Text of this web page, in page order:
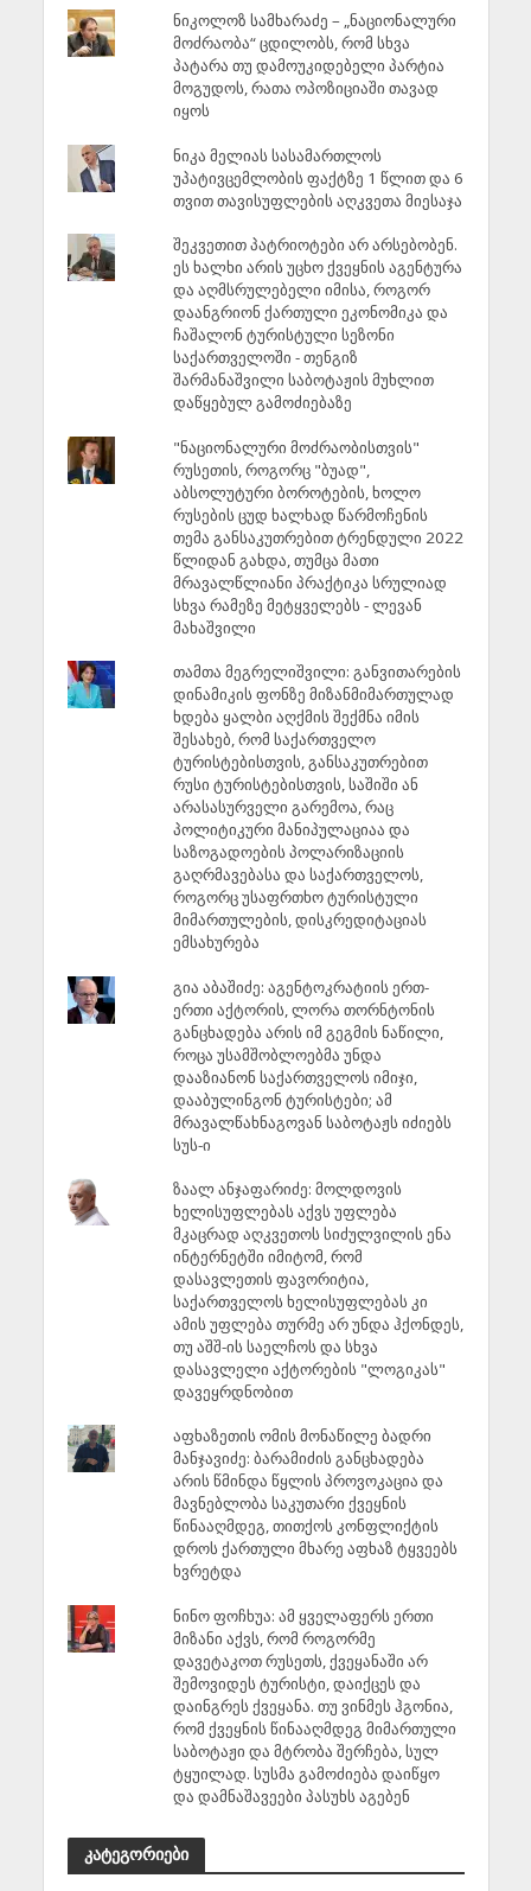
ნიკოლოზ სამხარაძე – „ნაციონალური
მოძრაობა“ ცდილობს, რომ სხვა
პატარა თუ დამოუკიდებელი პარტია
მოგუდოს, რათა ოპოზიციაში თავად
იყოს
ნიკა მელიას სასამართლოს
უპატივცემლობის ფაქტზე 1 წლით და 6
თვით თავისუფლების აღკვეთა მიესაჯა
შეკვეთით პატრიოტები არ არსებობენ.
ეს ხალხი არის უცხო ქვეყნის აგენტურა
და აღმსრულებელი იმისა, როგორ
დაანგრიონ ქართული ეკონომიკა და
ჩაშალონ ტურისტული სეზონი
საქართველოში - თენგიზ
შარმანაშვილი საბოტაჟის მუხლით
დაწყებულ გამოძიებაზე
"ნაციონალური მოძრაობისთვის"
რუსეთის, როგორც "ბუად",
აბსოლუტური ბოროტების, ხოლო
რუსების ცუდ ხალხად წარმოჩენის
თემა განსაკუთრებით ტრენდული 2022
წლიდან გახდა, თუმცა მათი
მრავალწლიანი პრაქტიკა სრულიად
სხვა რამეზე მეტყველებს - ლევან
მახაშვილი
თამთა მეგრელიშვილი: განვითარების
დინამიკის ფონზე მიზანმიმართულად
ხდება ყალბი აღქმის შექმნა იმის
შესახებ, რომ საქართველო
ტურისტებისთვის, განსაკუთრებით
რუსი ტურისტებისთვის, საშიში ან
არასასურველი გარემოა, რაც
პოლიტიკური მანიპულაციაა და
საზოგადოების პოლარიზაციის
გაღრმავებასა და საქართველოს,
როგორც უსაფრთხო ტურისტული
მიმართულების, დისკრედიტაციას
ემსახურება
გია აბაშიძე: აგენტოკრატიის ერთ-
ერთი აქტორის, ლორა თორნტონის
განცხადება არის იმ გეგმის ნაწილი,
როცა უსამშობლოებმა უნდა
დააზიანონ საქართველოს იმიჯი,
დააბულინგონ ტურისტები; ამ
მრავალწახნაგოვან საბოტაჟს იძიებს
სუს-ი
ზაალ ანჯაფარიძე: მოლდოვის
ხელისუფლებას აქვს უფლება
მკაცრად აღკვეთოს სიძულვილის ენა
ინტერნეტში იმიტომ, რომ
დასავლეთის ფავორიტია,
საქართველოს ხელისუფლებას კი
ამის უფლება თურმე არ უნდა ჰქონდეს,
თუ აშშ-ის საელჩოს და სხვა
დასავლელი აქტორების "ლოგიკას"
დავეყრდნობით
აფხაზეთის ომის მონაწილე ბადრი
მანჯავიძე: ბარამიძის განცხადება
არის წმინდა წყლის პროვოკაცია და
მავნებლობა საკუთარი ქვეყნის
წინააღმდეგ, თითქოს კონფლიქტის
დროს ქართული მხარე აფხაზ ტყვეებს
ხვრეტდა
ნინო ფოჩხუა: ამ ყველაფერს ერთი
მიზანი აქვს, რომ როგორმე
დავეტაკოთ რუსეთს, ქვეყანაში არ
შემოვიდეს ტურისტი, დაიქცეს და
დაინგრეს ქვეყანა. თუ ვინმეს ჰგონია,
რომ ქვეყნის წინააღმდეგ მიმართული
საბოტაჟი და მტრობა შერჩება, სულ
ტყუილად. სუსმა გამოძიება დაიწყო
და დამნაშავეები პასუხს აგებენ
კატეგორიები